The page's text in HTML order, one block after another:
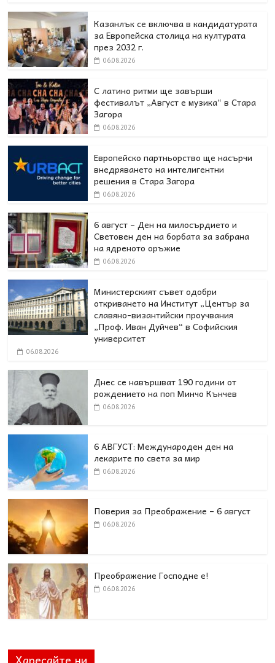
Казанлък се включва в кандидатурата
за Европейска столица на културата
през 2032 г.
06.08.2026
С латино ритми ще завърши
фестивалът „Август е музика“ в Стара
Загора
06.08.2026
Европейско партньорство ще насърчи
внедряването на интелигентни
решения в Стара Загора
06.08.2026
6 август – Ден на милосърдието и
Световен ден на борбата за забрана
на ядреното оръжие
06.08.2026
Министерският съвет одобри
откриването на Институт „Център за
славяно-византийски проучвания
„Проф. Иван Дуйчев“ в Софийския
университет
06.08.2026
Днес се навършват 190 години от
рождението на поп Минчо Кънчев
06.08.2026
6 АВГУСТ: Международен ден на
лекарите по света за мир
06.08.2026
Поверия за Преображение – 6 август
06.08.2026
Преображение Господне е!
06.08.2026